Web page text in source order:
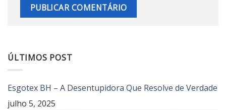
ÚLTIMOS POST
Esgotex BH – A Desentupidora Que Resolve de Verdade
julho 5, 2025